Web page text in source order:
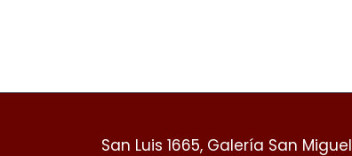
San Luis 1665, Galería San Miguel